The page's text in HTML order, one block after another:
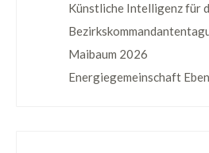
Künstliche Intelligenz für
Maibaum 2026
Energiegemeinschaft